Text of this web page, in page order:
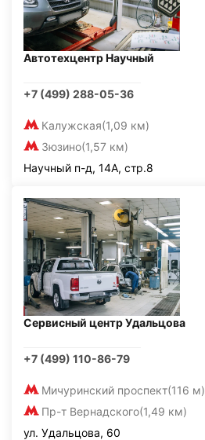
Автотехцентр Научный
+7 (499) 288-05-36
Калужская(1,09 км)
Зюзино(1,57 км)
Научный п-д, 14А, стр.8
Сервисный центр Удальцова
+7 (499) 110-86-79
Мичуринский проспект(116 м)
Пр-т Вернадского(1,49 км)
ул. Удальцова, 60